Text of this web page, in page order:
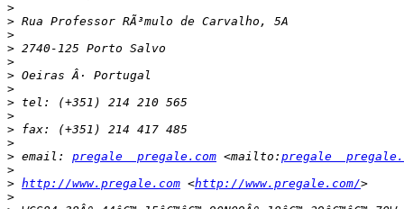
>
>
>
>
>
>
>
>
>
>
>
> email: pregale  pregale.com <mailto: pregale
>
> http://www.pregale.com <http://www.pregale.com/
>